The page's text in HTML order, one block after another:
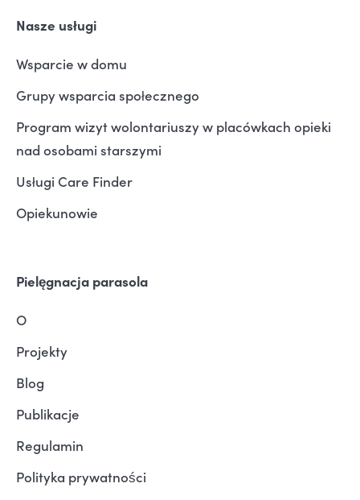
Nasze usługi
Wsparcie w domu
Grupy wsparcia społecznego
Program wizyt wolontariuszy w placówkach opieki
nad osobami starszymi
Usługi Care Finder
Opiekunowie
Pielęgnacja parasola
O
Projekty
Blog
Publikacje
Regulamin
Polityka prywatności